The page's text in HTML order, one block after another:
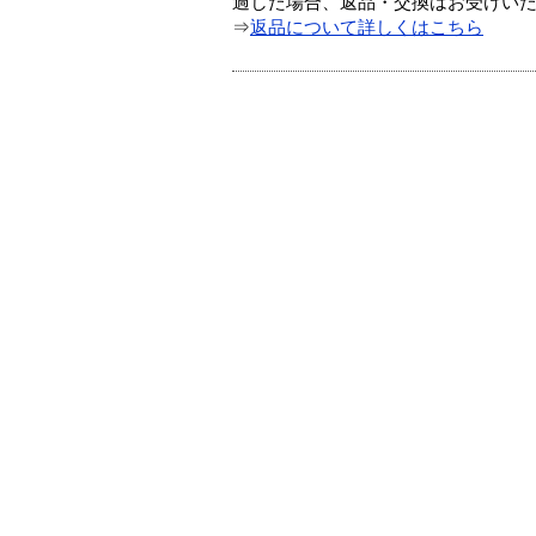
⇒返品について詳しくはこちら